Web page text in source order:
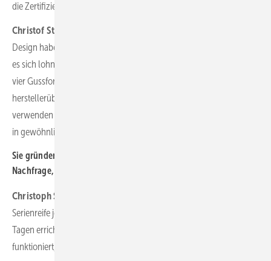
die Zertifizierung.
Christof Strebe:
Design haben wir solche Material und Zeiteinsparungen erzielt, dass
es sich lohnt. Rentabilität erreichen wir durch die Modularität bei nur
vier Gussformen, indem wir unsere Fundamentrippen
herstellerübergreifend für die jeweiligen Windturbinenklassen
verwenden möchten, sowie durch Transportierbarkeit der Bauteile
in gewöhnlichen LKW und durch hohe Anpassungsfähigkeit.
Sie gründen nun erste Enercon-Großanlagen. Sofort wächst die
Nachfrage, warum?
Christoph Schwenzer:
Serienreife jetzt erreichen und ein Fundament tatsächlich in fünf
Tagen errichten können. Als wir nun zeigen konnten, dass es
funktioniert, haben wir sofort entsprechende Resonanz gefunden.